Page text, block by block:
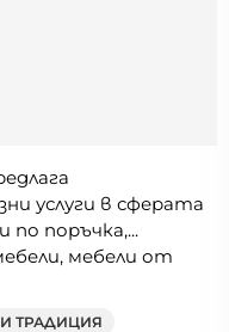
услуги в сферата
поръчка,...
мебели от
ТРАДИЦИЯ